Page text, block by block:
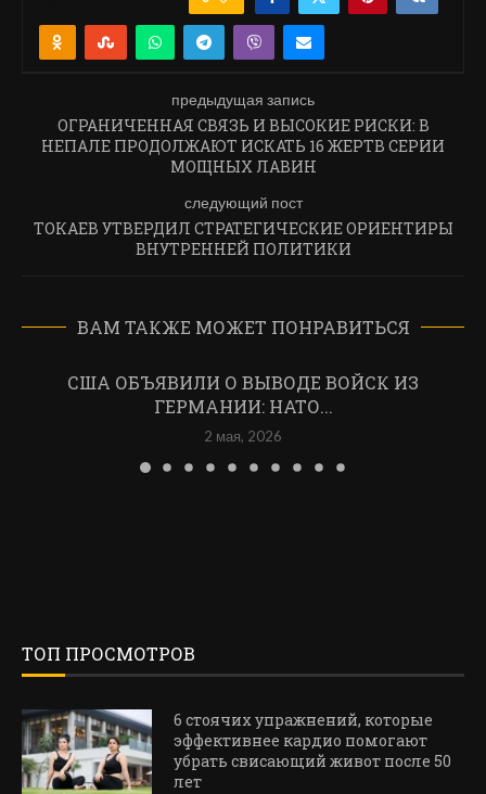
предыдущая запись
ОГРАНИЧЕННАЯ СВЯЗЬ И ВЫСОКИЕ РИСКИ: В
НЕПАЛЕ ПРОДОЛЖАЮТ ИСКАТЬ 16 ЖЕРТВ СЕРИИ
МОЩНЫХ ЛАВИН
следующий пост
ТОКАЕВ УТВЕРДИЛ СТРАТЕГИЧЕСКИЕ ОРИЕНТИРЫ
ВНУТРЕННЕЙ ПОЛИТИКИ
ВАМ ТАКЖЕ МОЖЕТ ПОНРАВИТЬСЯ
США ОБЪЯВИЛИ О ВЫВОДЕ ВОЙСК ИЗ
ГЕРМАНИИ: НАТО...
2 мая, 2026
ТОП ПРОСМОТРОВ
6 стоячих упражнений, которые
эффективнее кардио помогают
убрать свисающий живот после 50
лет